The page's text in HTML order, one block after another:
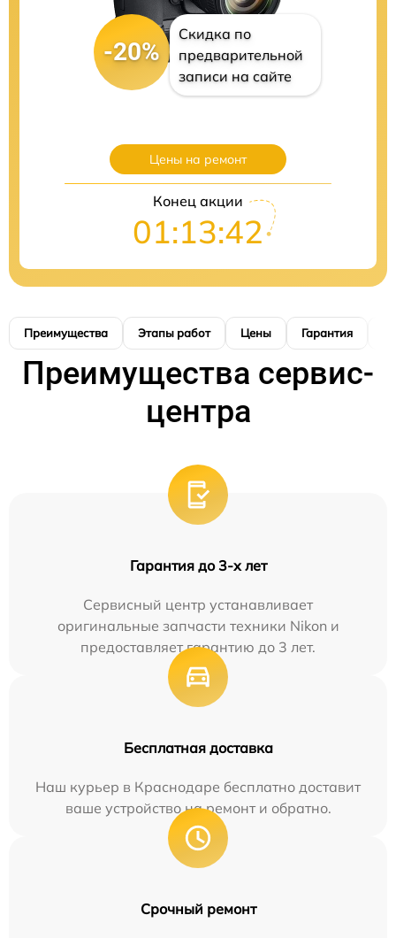
-20%
Скидка по
предварительной
записи на сайте
Цены на ремонт
Конец акции
01:13:41
Преимущества Этапы работ Цены Гарантия
Преимущества сервис-
центра
Гарантия до 3-х лет
Сервисный центр устанавливает
оригинальные запчасти техники Nikon и
предоставляет гарантию до 3 лет.
Бесплатная доставка
Наш курьер в Краснодаре бесплатно доставит
ваше устройство на ремонт и обратно.
Срочный ремонт